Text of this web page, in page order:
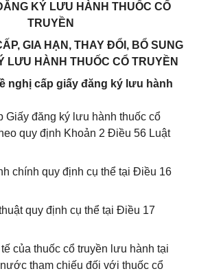
KÝ LƯU HÀNH THUỐC CỔ
TRUYỀN
GIA HẠN, THAY ĐỔI, BỔ SUNG
LƯU HÀNH THUỐC CỔ TRUYỀN
nghị cấp giấy đăng ký lưu hành
Giấy đăng ký lưu hành thuốc cổ
quy định Khoản 2 Điều 56 Luật
chính quy định cụ thể tại Điều 16
quy định cụ thể tại Điều 17
của thuốc cổ truyền lưu hành tại
tham chiếu đối với thuốc cổ